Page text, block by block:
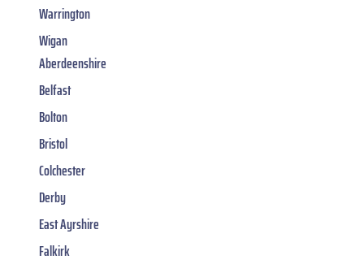
Warrington
Wigan
Aberdeenshire
Belfast
Bolton
Bristol
Colchester
Derby
East Ayrshire
Falkirk